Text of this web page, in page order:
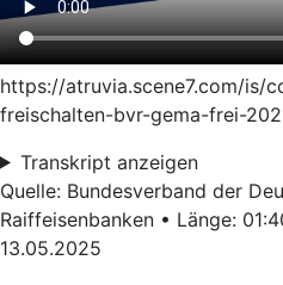
https://atruvia.scene7.com/is/
freischalten-bvr-gema-frei-
Transkript anzeigen
Quelle: Bundesverband der
Raiffeisenbanken • Länge:
13.05.2025